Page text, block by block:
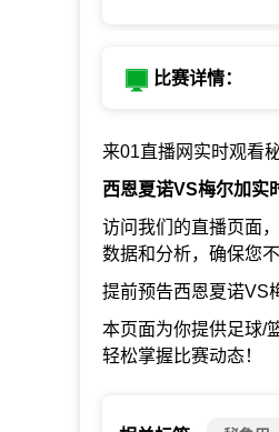
比赛详情：
来01直播网实时观看
西恩夏诺VS梅尔加实
访问我们的直播页面
数据和分析，确保您
提前预告西恩夏诺VS
本页面为你提供足球/
轻松掌握比赛动态！